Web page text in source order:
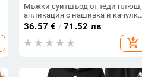
Мъжки суитшърд от теди плюш,
апликация с нашивка и качулка
с връзки
36.57 € /71.52 лв
add_shopping_cart